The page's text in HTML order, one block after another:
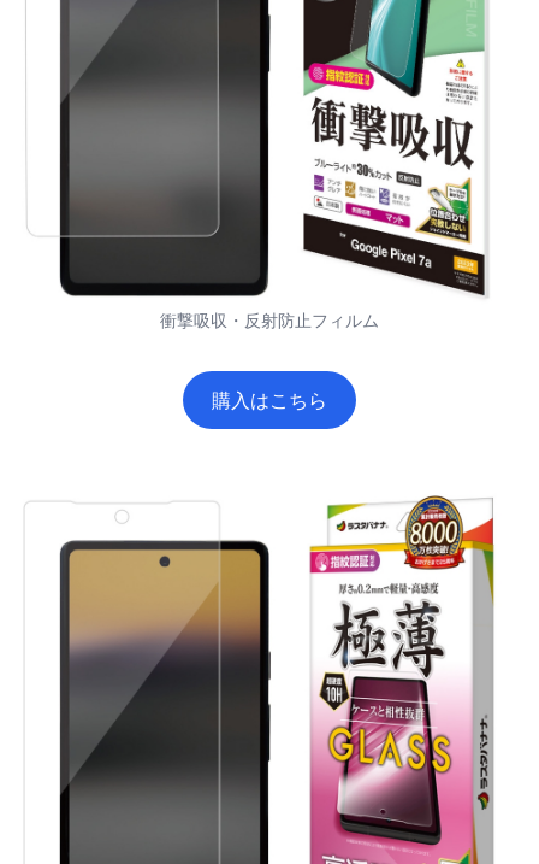
衝撃吸収・反射防止フィルム
購入はこちら